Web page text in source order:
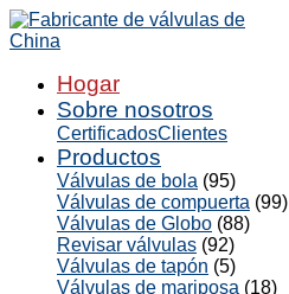
Hogar
Sobre nosotros
CertificadosClientes
Productos
Válvulas de bola (95)
Válvulas de compuerta (99)
Válvulas de Globo (88)
Revisar válvulas (92)
Válvulas de tapón (5)
Válvulas de mariposa (18)